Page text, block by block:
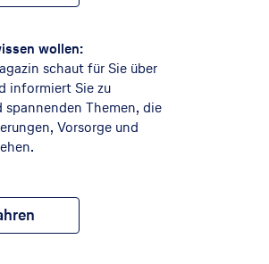
wollen:
schaut für Sie über
informiert Sie zu
spannenden Themen, die
Vorsorge und